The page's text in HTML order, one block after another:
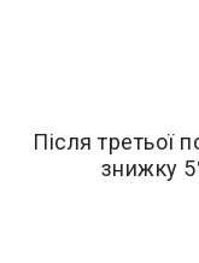
Після третьої
знижку